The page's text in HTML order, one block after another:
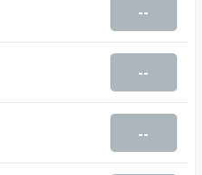
--
--
--